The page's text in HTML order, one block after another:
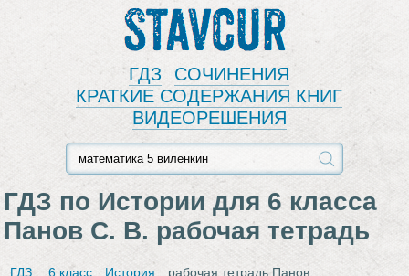
Stavcur
ГДЗ
СОЧИНЕНИЯ
КРАТКИЕ СОДЕРЖАНИЯ КНИГ
ВИДЕОРЕШЕНИЯ
ГДЗ по Истории для 6 класса
Панов С. В. рабочая тетрадь
ГДЗ 6 класс История рабочая тетрадь Панов